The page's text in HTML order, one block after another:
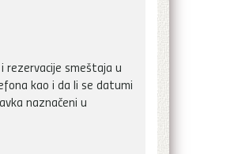
rezervacije smeštaja u
kao i da li se datumi
naznačeni u